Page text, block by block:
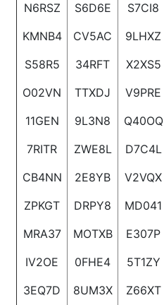
N6RSZ
KMNB4
S58R5
O02VN
11GEN
7RITR
CB4NN
ZPKGT
MRA37
IV2OE
3EQ7D
S6D6E
CV5AC
34RFT
TTXDJ
9L3N8
ZWE8L
2E8YB
DRPY8
MOTXB
0FHE4
8UM3X
S7CI8
9LHXZ
X2XS5
V9PRE
Q40OQ
D7C4L
V2VQX
MD041
E307P
5T1ZY
Z66XT